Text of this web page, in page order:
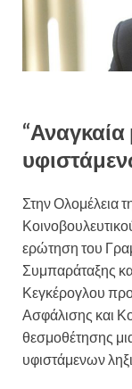
Στην Ολομέλεια
ερώτηση του
Συμπαράταξης
Κεγκέρογλου
Ασφάλισης και
θεσμοθέτησης
υφιστάμενων